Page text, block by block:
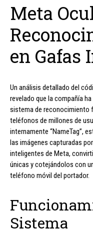
Meta
en Gafas
Un análisis detallado del
revelado que la compañía
sistema de reconocimiento
teléfonos de millones de
internamente “NameTag”,
las imágenes capturadas
inteligentes de Meta,
únicas y cotejándolos con
teléfono móvil del portador.
Sistema